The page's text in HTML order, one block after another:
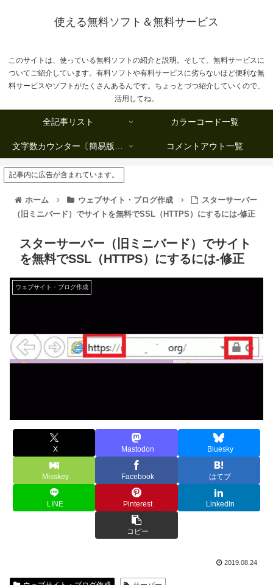
使える無料ソフト＆無料サービス
このサイトは、使っている無料ソフトの紹介と説明。そして、無料サービスに
ついてご紹介しています。有料ソフトや有料サービスに劣らないほど便利な無
料サービスやソフトがたくさんあるんです。ちょっとづつ紹介していくので、
活用してね。
全記事リスト カラーコード一覧
文字数カウンター〔簡易版複数行タイプ〕 コメントアウト一覧
記事内に広告が含まれています。
ホーム ウェブサイト・ブログ作成
スターサーバー
（旧ミニバード）でサイトを無料でSSL（HTTPS）にするには-修正
スターサーバー（旧ミニバード）でサイト
を無料でSSL（HTTPS）にするには-修正
ウェブサイト・ブログ作成
X Mastodon Bluesky
Misskey Facebook はてブ
LINE Pinterest LinkedIn
コピー
2019.08.24